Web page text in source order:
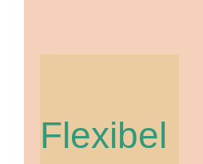
Flexibel